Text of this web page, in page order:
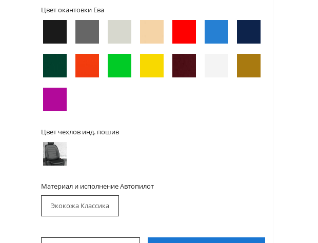
Цвет окантовки Ева
Цвет чехлов инд. пошив
Материал и исполнение Автопилот
Экокожа Классика